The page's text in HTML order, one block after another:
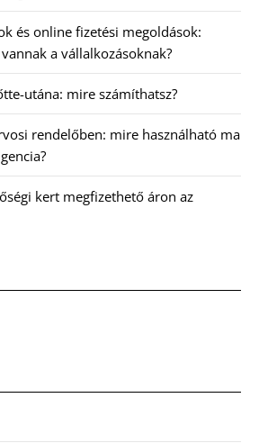
és online fizetési megoldások:
a vállalkozásoknak?
utána: mire számíthatsz?
rendelőben: mire használható ma
kert megfizethető áron az